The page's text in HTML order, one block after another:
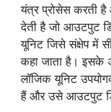
यंत्र प्रोसेस करती
देती है जो आउटपुट
यूनिट जिसे संक्षेप में
कहा जाता है। इसके
लॉजिक यूनिट
हैं और उसे आउटपुट